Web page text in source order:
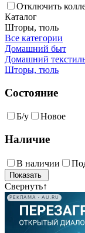
Отключить
Каталог
Шторы, тюль
Все категории
Домашний быт
Домашний
Шторы, тюль
Состояние
Б/у Новое
Наличие
В наличии
Свернуть↑
РЕКЛАМА • AU.RU